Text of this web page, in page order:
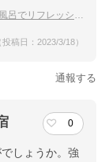
ュとデトックスしたい！
稿日：2023/3/18）
通報する
0
しょうか。強